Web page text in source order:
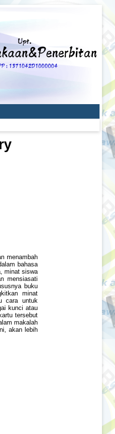
menambah
bahasa
minat siswa
mensiasati
buku
minat
cara untuk
kunci atau
tersebut
makalah
akan lebih